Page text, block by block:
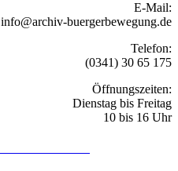
E-Mail:
info@archiv-buergerbewegung.de
Telefon:
(0341) 30 65 175
Öffnungszeiten:
Dienstag bis Freitag
10 bis 16 Uhr